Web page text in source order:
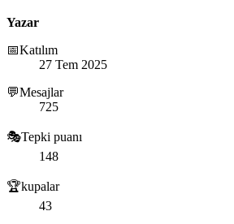
Yazar
📅Katılım
27 Tem 2025
💬Mesajlar
725
🎭Tepki puanı
148
🏆kupalar
43